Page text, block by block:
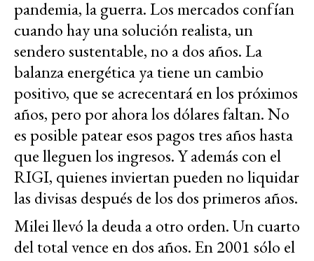
pandemia, la guerra. Los mercados confían
cuando hay una solución realista, un
sendero sustentable, no a dos años. La
balanza energética ya tiene un cambio
positivo, que se acrecentará en los próximos
años, pero por ahora los dólares faltan. No
es posible patear esos pagos tres años hasta
que lleguen los ingresos. Y además con el
RIGI, quienes inviertan pueden no liquidar
las divisas después de los dos primeros años.
Milei llevó la deuda a otro orden. Un cuarto
del total vence en dos años. En 2001 sólo el